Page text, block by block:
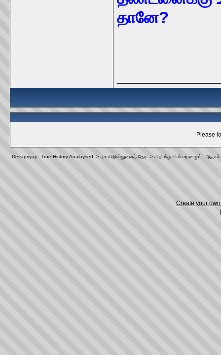
தானே?
Please
Devapriyaji - True History Analaysed -> ஏசு கிறிஸ்துவைத் தேடி -> கிறிஸ்துவின் மரணமும் -
Create your